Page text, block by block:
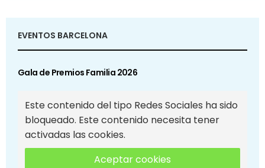
EVENTOS BARCELONA
Gala de Premios Familia 2026
Este contenido del tipo Redes Sociales ha sido
bloqueado. Este contenido necesita tener
activadas las cookies.
Aceptar cookies